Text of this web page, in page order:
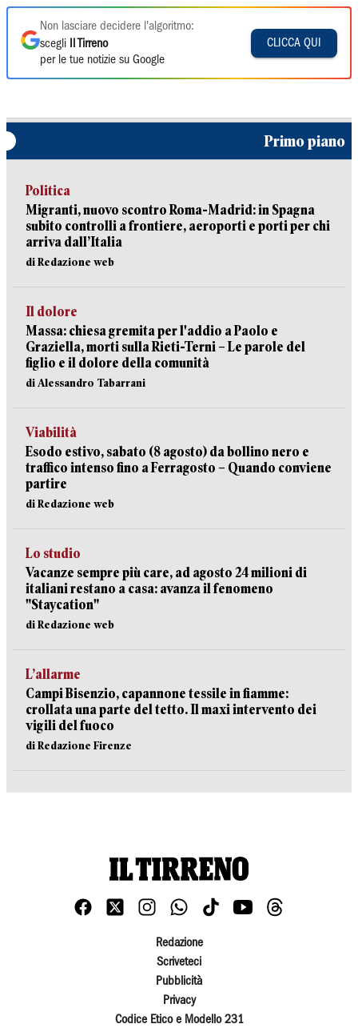
Non lasciare decidere l'algoritmo:
scegli
Il Tirreno
per le tue notizie su Google
CLICCA QUI
Primo piano
Politica
Migranti, nuovo scontro Roma-Madrid: in Spagna
subito controlli a frontiere, aeroporti e porti per chi
arriva dall’Italia
di Redazione web
Il dolore
Massa: chiesa gremita per l'addio a Paolo e
Graziella, morti sulla Rieti-Terni – Le parole del
figlio e il dolore della comunità
di Alessandro Tabarrani
Viabilità
Esodo estivo, sabato (8 agosto) da bollino nero e
traffico intenso fino a Ferragosto – Quando conviene
partire
di Redazione web
Lo studio
Vacanze sempre più care, ad agosto 24 milioni di
italiani restano a casa: avanza il fenomeno
"Staycation"
di Redazione web
L’allarme
Campi Bisenzio, capannone tessile in fiamme:
crollata una parte del tetto. Il maxi intervento dei
vigili del fuoco
di Redazione Firenze
Redazione
Scriveteci
Pubblicità
Privacy
Codice Etico e Modello 231